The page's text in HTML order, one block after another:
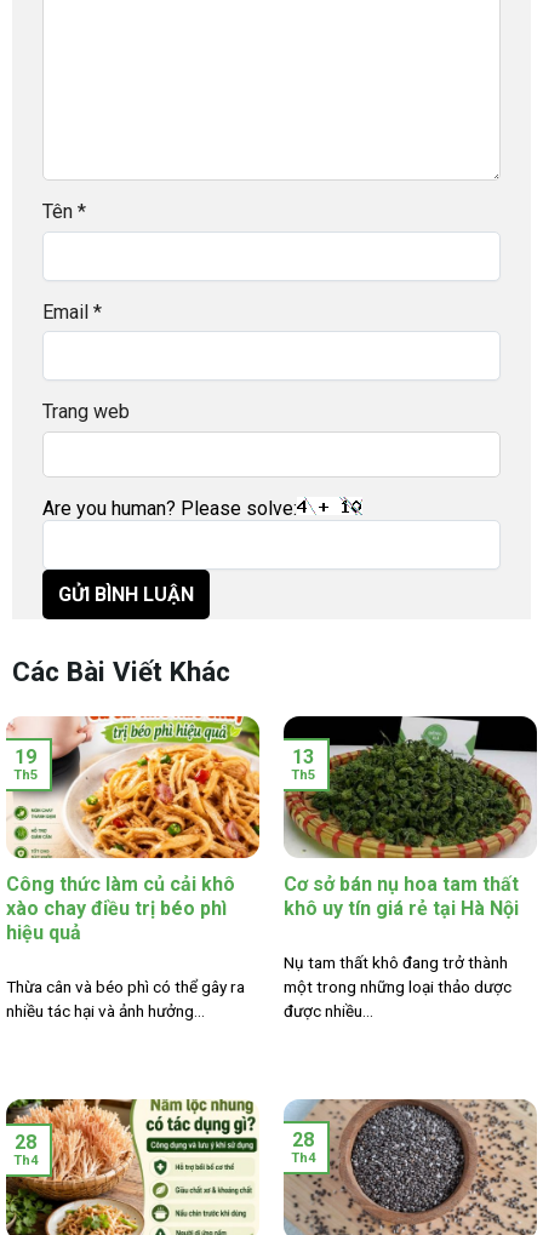
Tên *
Email *
Trang web
Are you human? Please solve:
Các Bài Viết Khác
Công thức làm củ cải khô
xào chay điều trị béo phì
hiệu quả
Thừa cân và béo phì có thể gây ra
nhiều tác hại và ảnh hưởng...
19
Th5
Cơ sở bán nụ hoa tam thất
khô uy tín giá rẻ tại Hà Nội
Nụ tam thất khô đang trở thành
một trong những loại thảo dược
được nhiều...
13
Th5
28
Th4
28
Th4